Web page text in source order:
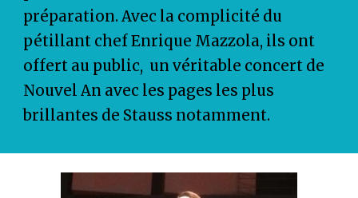
préparation. Avec la complicité du
pétillant chef Enrique Mazzola, ils ont
offert au public, un véritable concert de
Nouvel An avec les pages les plus
brillantes de Stauss notamment.